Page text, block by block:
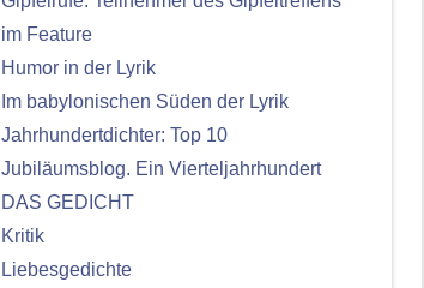
im Feature
Humor in der Lyrik
Im babylonischen Süden der Lyrik
Jahrhundertdichter: Top 10
Jubiläumsblog. Ein Vierteljahrhundert
DAS GEDICHT
Kritik
Liebesgedichte